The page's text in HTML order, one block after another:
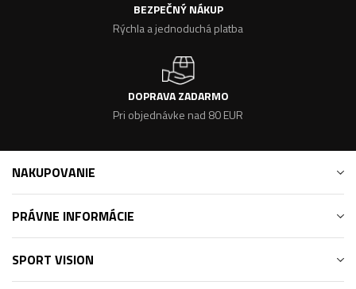
BEZPEČNÝ NÁKUP
Rýchla a jednoduchá platba
DOPRAVA ZADARMO
Pri objednávke nad 80 EUR
NAKUPOVANIE
PRÁVNE INFORMÁCIE
SPORT VISION